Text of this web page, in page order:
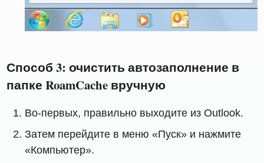
Способ 3: очистить автозаполнение в
папке RoamCache вручную
Во-первых, правильно выходите из Outlook.
Затем перейдите в меню «Пуск» и нажмите
«Компьютер».